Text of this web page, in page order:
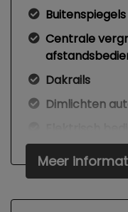
Centrale
Dakrails
Dimlichten
Extra getint
Getint glas
Led
Meer